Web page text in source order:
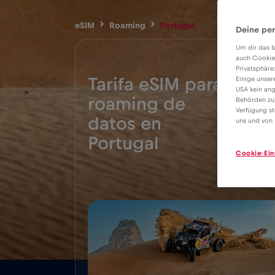
eSIM Roaming Portugal
Tarifa eSIM para
roaming de
datos en
Portugal
2€/
Deine
Um dir das
auch
Einige
USA kein
Behörden
Verfügung
uns und von
Cookie-